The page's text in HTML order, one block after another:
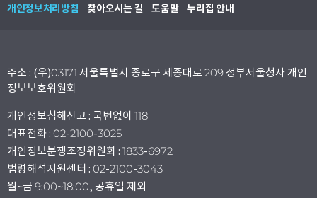
개인정보처리방침 찾아오시는 길 도움말 누리집 안내
주소 : (우)03171 서울특별시 종로구 세종대로 209 정부서울청사 개인
정보보호위원회
개인정보침해신고 : 국번없이 118
대표전화 : 02-2100-3025
개인정보분쟁조정위원회 : 1833-6972
법령해석지원센터 : 02-2100-3043
월~금 9:00~18:00, 공휴일 제외